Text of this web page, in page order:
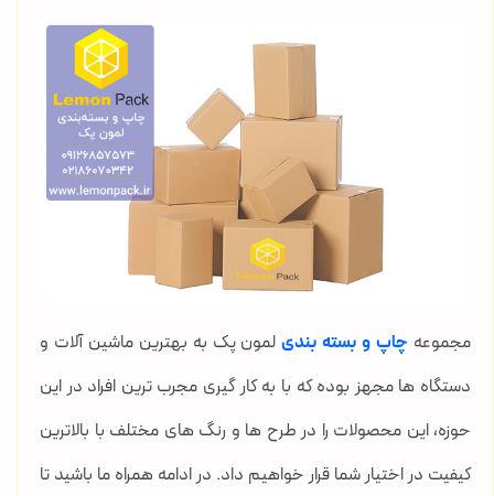
مجموعه چاپ و بسته بندیلمون پک به بهترین ماشین آلات و
دستگاه ها مجهز بوده که با به کار گیری مجرب ترین افراد در این
حوزه، این محصولات را در طرح ها و رنگ های مختلف با بالاترین
کیفیت در اختیار شما قرار خواهیم داد. در ادامه همراه ما باشید تا